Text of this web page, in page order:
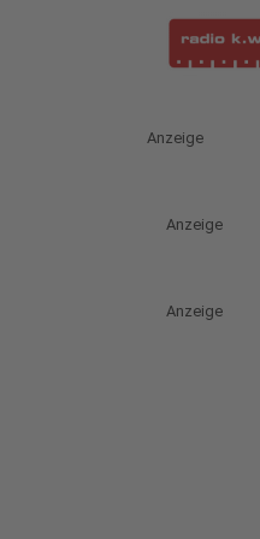
Anzeige
Anzeige
Anzeige